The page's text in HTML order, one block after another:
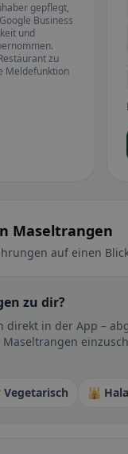
gepflegt,
Business
und
zu
Meldefunktion
Maseltrangen
auf einen
zu dir?
direkt in der App –
Vegetarisch 🕌